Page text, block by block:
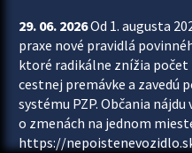
29. 06. 2026Od 1. augusta
praxe nové pravidlá
ktoré radikálne znížia
cestnej premávke a zavedú
systému PZP. Občania
o zmenách na jednom
https://